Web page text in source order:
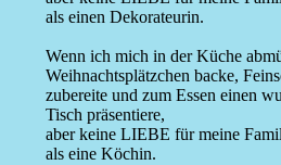
als einen Dekorateurin.
Wenn ich mich in der Küche
Weihnachtsplätzchen backe,
zubereite und zum Essen einen
Tisch präsentiere,
aber keine LIEBE für meine
als eine Köchin.